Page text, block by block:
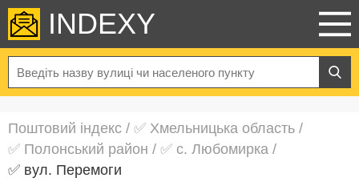
INDEXY
Поштовий індекс / ✅ Хмельницька область /
✅ Полонський район / ✅ с. Любомирка /
✅ вул. Перемоги